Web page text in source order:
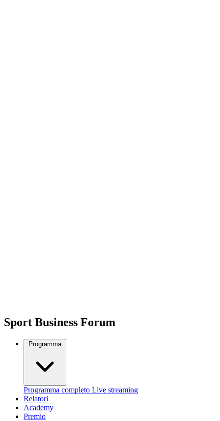
Sport Business Forum
Programma
Programma completo Live streaming
Relatori
Academy
Premio